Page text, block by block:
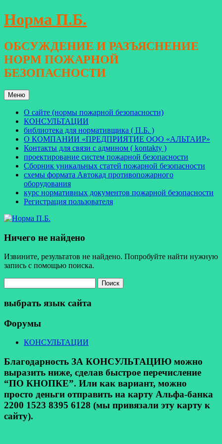
Перейти
к
Норма П.Б.
ОБСУЖДЕНИЕ И РАЗЪЯСНЕНИЕ
НОРМ ПОЖАРНОЙ
БЕЗОПАСНОСТИ
Меню
О сайте (нормы пожарной безопасности)
КОНСУЛЬТАЦИИ
библиотека для нормативщика ( П.Б. )
О КОМПАНИИ «ПРЕДПРИЯТИЕ ООО «АЛЬТАИР»
Контакты для связи с админом ( kontakty )
проектирование систем пожарной безопасности
Сборник уникальных статей пожарной безопасности
схемы формата Автокад противопожарного
оборудования
курс нормативных документов пожарной безопасности
Регистрация пользователя
Ничего не найдено
Извините, результатов не найдено. Попробуйте найти нужную
запись с помощью поиска.
выбрать язык сайта
Форумы
КОНСУЛЬТАЦИИ
Благодарность ЗА КОНСУЛЬТАЦИЮ можно
выразить ниже, сделав быстрое перечисление
“ПО КНОПКЕ”. Или как вариант, можно
просто деньги отправить на карту Альфа-банка
2200 1523 8395 6128 (мы привязали эту карту к
сайту).